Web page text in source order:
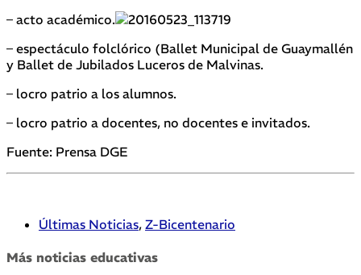
– acto académico.
– espectáculo folclórico (Ballet Municipal de Guaymallén
y Ballet de Jubilados Luceros de Malvinas.
– locro patrio a los alumnos.
– locro patrio a docentes, no docentes e invitados.
Fuente: Prensa DGE
Últimas Noticias, Z-Bicentenario
Más noticias educativas